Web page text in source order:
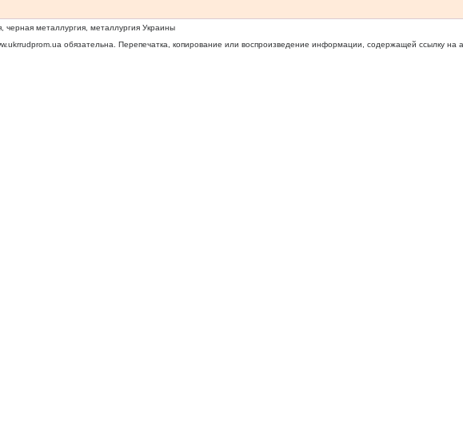
черная металлургия, металлургия Украины
обязательна. Перепечатка, копирование или воспроизведение информации, содержащей ссылку на